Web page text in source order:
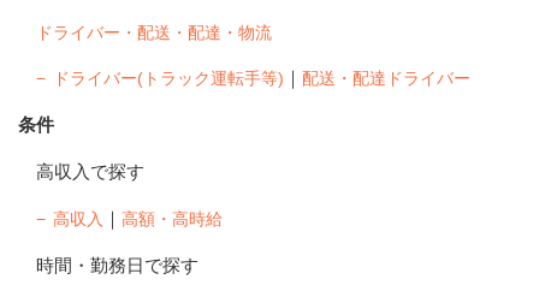
ドライバー・配送・配達・物流
ドライバー(トラック運転手等) ｜ 配送・配達ドライバー
条件
高収入で探す
高収入 ｜ 高額・高時給
時間・勤務日で探す